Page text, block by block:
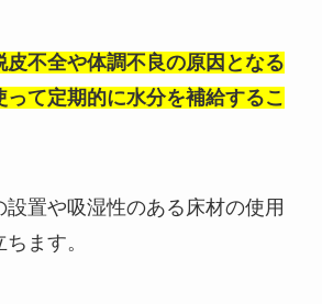
皮不全や体調不良の原因となる
って定期的に水分を補給するこ
設置や吸湿性のある床材の使用
ます。